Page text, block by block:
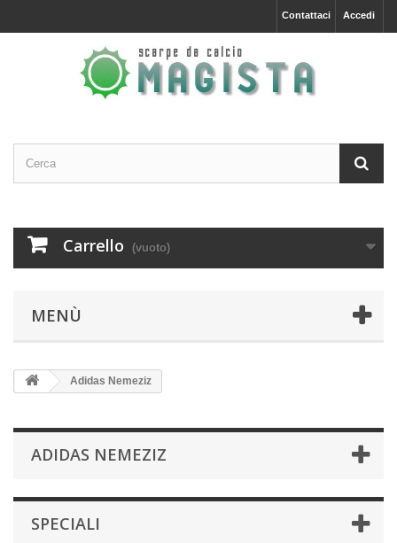
Accedi
Contattaci
Carrello (vuoto)
MENÙ
Adidas Nemeziz
ADIDAS NEMEZIZ
SPECIALI